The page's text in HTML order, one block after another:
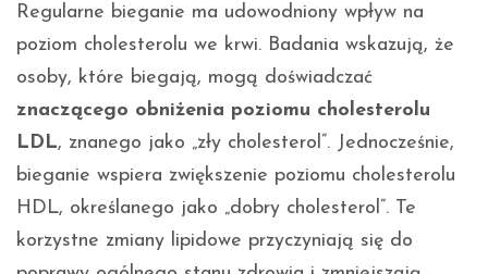
Regularne bieganie ma udowodniony wpływ na
poziom cholesterolu we krwi. Badania wskazują, że
osoby, które biegają, mogą doświadczać
znaczącego obniżenia poziomu cholesterolu
LDL, znanego jako „zły cholesterol”. Jednocześnie,
bieganie wspiera zwiększenie poziomu cholesterolu
HDL, określanego jako „dobry cholesterol”. Te
korzystne zmiany lipidowe przyczyniają się do